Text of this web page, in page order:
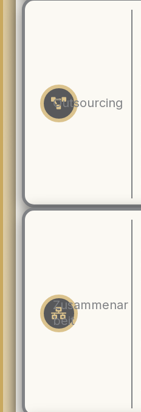
Outsourcing
Zusammenar
beit